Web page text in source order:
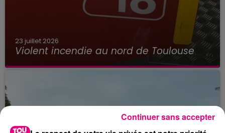
23 juillet 2026
Violent incendie au nord de Toulouse
Continuer sans accepter